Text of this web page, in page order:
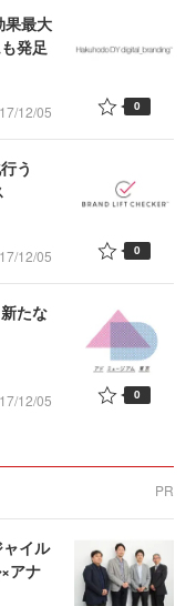
果最大
発足
12/05 0
う
12/05 0
たな
12/05 0
PR
イル
アナ